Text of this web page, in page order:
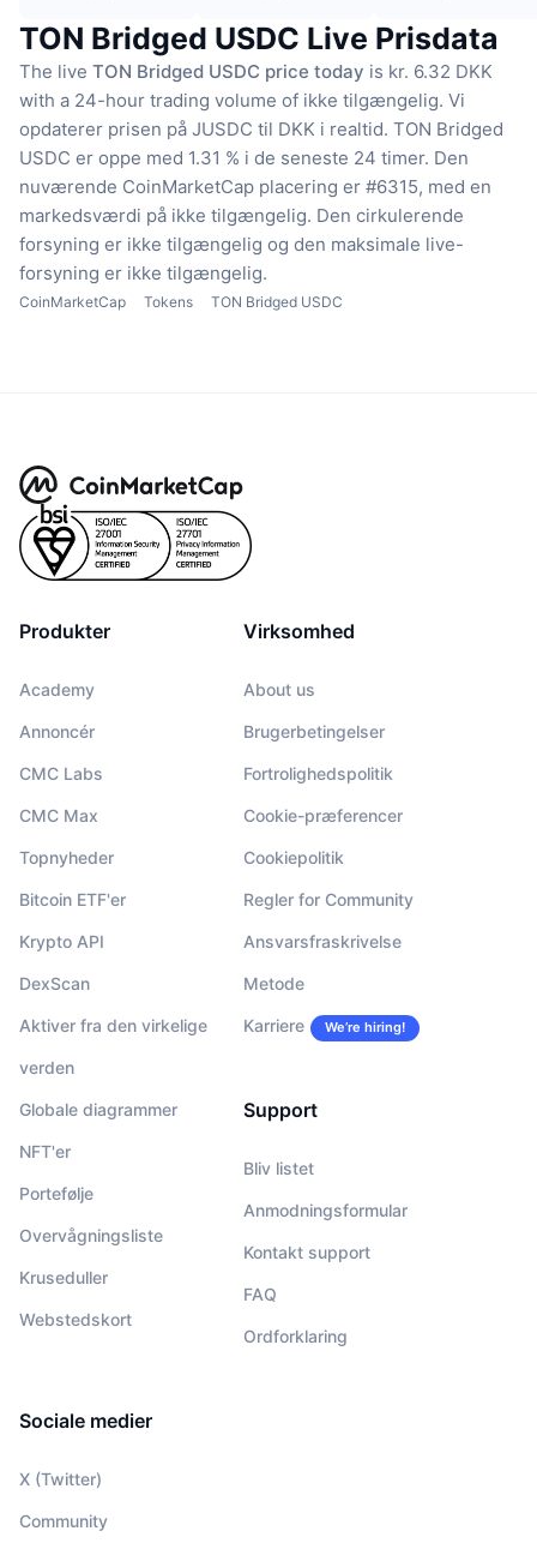
TON Bridged USDC Live Prisdata
The live TON Bridged USDC price today is kr. 6.32 DKK
with a 24-hour trading volume of ikke tilgængelig. Vi
opdaterer prisen på JUSDC til DKK i realtid. TON Bridged
USDC er oppe med 1.31 % i de seneste 24 timer. Den
nuværende CoinMarketCap placering er #6315, med en
markedsværdi på ikke tilgængelig. Den cirkulerende
forsyning er ikke tilgængelig og den maksimale live-
forsyning er ikke tilgængelig.
CoinMarketCap Tokens TON Bridged USDC
Produkter
Academy
Annoncér
CMC Labs
CMC Max
Topnyheder
Bitcoin ETF'er
Krypto API
DexScan
Aktiver fra den virkelige
verden
Globale diagrammer
NFT'er
Portefølje
Overvågningsliste
Kruseduller
Webstedskort
Virksomhed
About us
Brugerbetingelser
Fortrolighedspolitik
Cookie-præferencer
Cookiepolitik
Regler for Community
Ansvarsfraskrivelse
Metode
Karriere We’re hiring!
Support
Bliv listet
Anmodningsformular
Kontakt support
FAQ
Ordforklaring
Sociale medier
X (Twitter)
Community